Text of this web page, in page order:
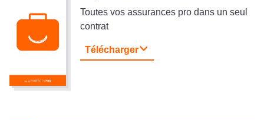
Toutes vos assurances pro dans un seul
contrat
Télécharger